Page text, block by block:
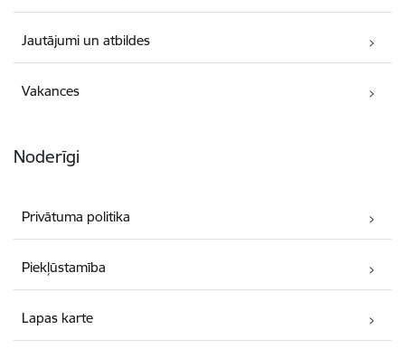
Jautājumi un atbildes
Vakances
Noderīgi
Privātuma politika
Piekļūstamība
Lapas karte